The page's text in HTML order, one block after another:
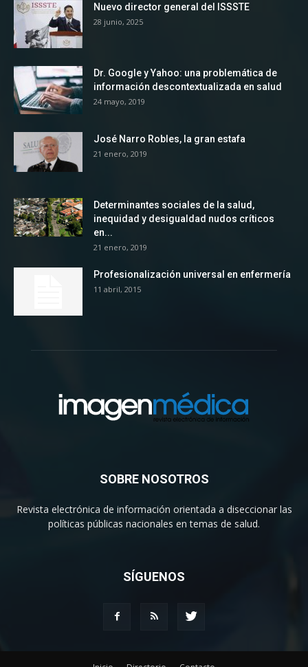
Nuevo director general del ISSSTE
28 junio, 2025
Dr. Google y Yahoo: una problemática de
información descontextualizada en salud
24 mayo, 2019
José Narro Robles, la gran estafa
21 enero, 2019
Determinantes sociales de la salud,
inequidad y desigualdad nudos críticos
en...
21 enero, 2019
Profesionalización universal en enfermería
11 abril, 2015
SOBRE NOSOTROS
Revista electrónica de información orientada a diseccionar las
políticas públicas nacionales en temas de salud.
SÍGUENOS